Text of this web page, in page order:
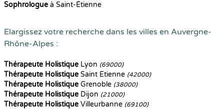
Sophrologue à Saint-Étienne
Elargissez votre recherche dans les villes en Auvergne-
Rhône-Alpes :
Thérapeute Holistique Lyon (69000)
Thérapeute Holistique Saint Etienne (42000)
Thérapeute Holistique Grenoble (38000)
Thérapeute Holistique Dijon (21000)
Thérapeute Holistique Villeurbanne (69100)